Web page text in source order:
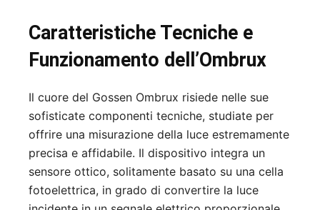
Caratteristiche Tecniche e
Funzionamento dell’Ombrux
Il cuore del Gossen Ombrux risiede nelle sue
sofisticate componenti tecniche, studiate per
offrire una misurazione della luce estremamente
precisa e affidabile. Il dispositivo integra un
sensore ottico, solitamente basato su una cella
fotoelettrica, in grado di convertire la luce